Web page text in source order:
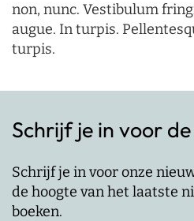
non, nunc. Vestibulum
augue. In turpis.
turpis.
Schrijf je in voor
Schrijf je in voor onze
de hoogte van het laatste
boeken.